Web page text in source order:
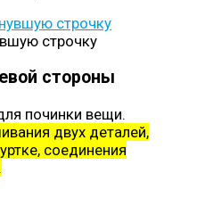
строчку
стороны
починки вещи.
двух деталей,
соединения